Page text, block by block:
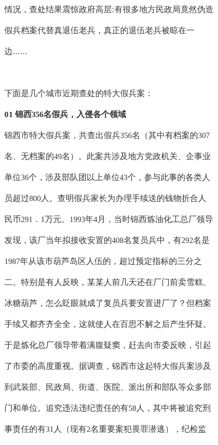
情况，查处结果震惊政府高层:有很多地方民政局竟然伪造
假兵档案代替真退伍老兵，真正的退伍老兵被晾在一
边......
下面是几个城市近期查处的特大假兵案：
01 锦西356名假兵，入侵各个领域
锦西市特大假兵案，共查出假兵356名（其中有档案的307
名、无档案的49名）。此案共涉及地方党政机关、企事业
单位36个，涉及部队团以上单位43个，参与此事的各类人
员超过800人。查明假兵家长为办理手续送的钱物折合人
民币291 ． 1万元。 1993年4月，当时锦西炼油化工总厂领导
发现，该厂当年拟接收安置的408名复员兵中，有292名是
1987年从该市葫芦岛区人伍的，超过预定指标的三分之
二。特别是有人反映，某某人前几天还在厂门前卖雪糕、
冰糖葫芦，怎么眨眼就成了复员兵要安置进厂了？但档案
手续又都齐齐全全，这就使人在百思不解之后产生怀疑。
于是炼化总厂领导带着满腹疑窦，赶去向市委反映，引起
了市委的高度重视。据调查，锦西市这起特大假兵案涉及
到武装部、民政局、街道、医院、派出所和部队等众多部
门和单位。追究违法违纪责任的有58人，其中将被追究刑
事责任的有31 人（现有2名重要案犯畏罪潜逃），纪检监